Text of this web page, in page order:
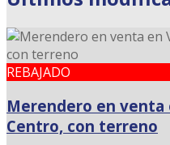
REBAJADO
Merendero en venta
Centro, con terreno